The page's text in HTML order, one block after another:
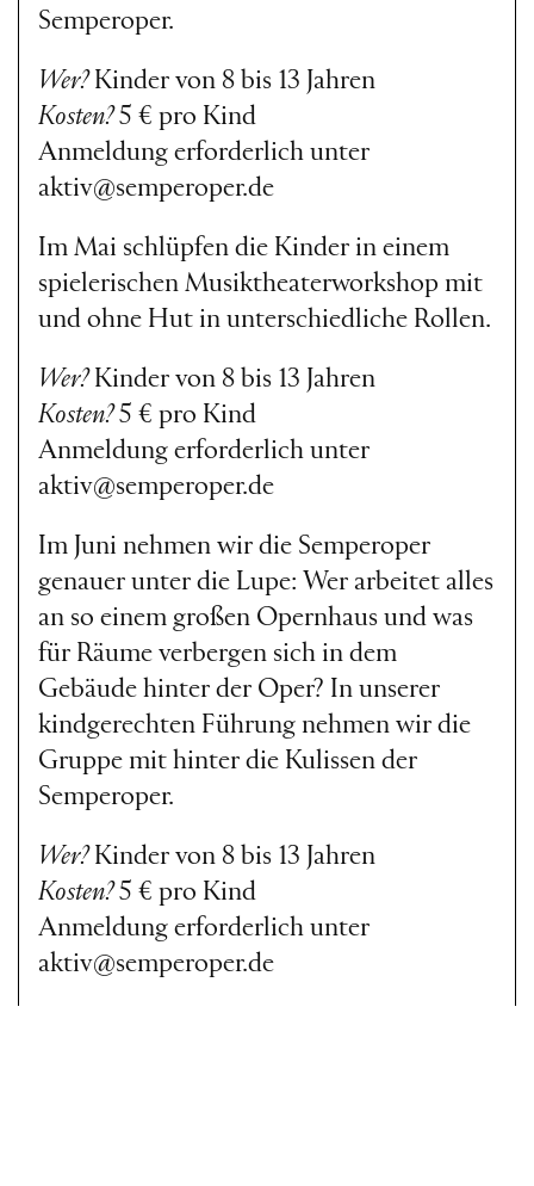
Semperoper.
Wer?Kinder von 8 bis 13 Jahren
Kosten?5 € pro Kind
Anmeldung erforderlich unter
aktiv@semperoper.de
Im Mai schlüpfen die Kinder in einem
spielerischen Musiktheaterworkshop mit
und ohne Hut in unterschiedliche Rollen.
Wer?Kinder von 8 bis 13 Jahren
Kosten?5 € pro Kind
Anmeldung erforderlich unter
aktiv@semperoper.de
Im Juni nehmen wir die Semperoper
genauer unter die Lupe: Wer arbeitet alles
an so einem großen Opernhaus und was
für Räume verbergen sich in dem
Gebäude hinter der Oper? In unserer
kindgerechten Führung nehmen wir die
Gruppe mit hinter die Kulissen der
Semperoper.
Wer?Kinder von 8 bis 13 Jahren
Kosten?5 € pro Kind
Anmeldung erforderlich unter
aktiv@semperoper.de